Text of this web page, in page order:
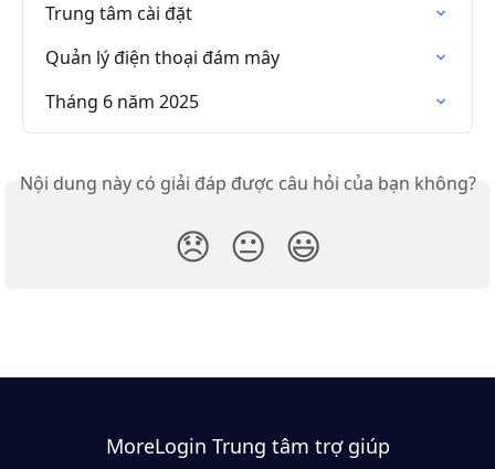
Trung tâm cài đặt
Quản lý điện thoại đám mây
Tháng 6 năm 2025
Nội dung này có giải đáp được câu hỏi của bạn không?
😞 😐 😃
MoreLogin Trung tâm trợ giúp